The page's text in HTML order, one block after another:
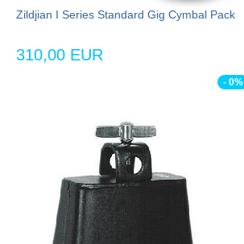
Zildjian I Series Standard Gig Cymbal Pack
310,00 EUR
- 0%